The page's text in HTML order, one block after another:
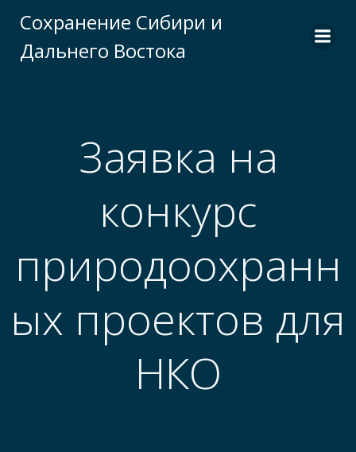
к
содержимому
Сохранение Сибири и
Дальнего Востока
Заявка на
конкурс
природоохранн
ых проектов для
НКО